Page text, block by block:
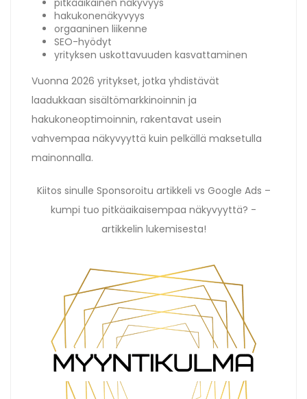
hakukonenäkyvyys
orgaaninen liikenne
SEO-hyödyt
yrityksen uskottavuuden kasvattaminen
Vuonna 2026 yritykset, jotka yhdistävät
laadukkaan sisältömarkkinoinnin ja
hakukoneoptimoinnin, rakentavat usein
vahvempaa näkyvyyttä kuin pelkällä maksetulla
mainonnalla.
Kiitos sinulle Sponsoroitu artikkeli vs Google Ads –
kumpi tuo pitkäaikaisempaa näkyvyyttä? -
artikkelin lukemisesta!